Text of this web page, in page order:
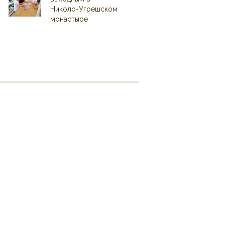
Николо-Угрешском
монастыре